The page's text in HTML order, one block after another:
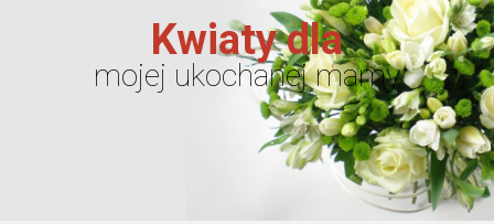
Kwiaty dla
mojej ukochanej mamy